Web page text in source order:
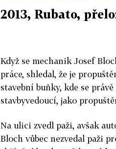
2013, Rubato,
Když se mechanik Josef
práce, shledal, že je
stavební buňky, kde se
stavbyvedoucí, jako
Na ulici zvedl paži, avšak
Bloch vůbec nezvedal paži